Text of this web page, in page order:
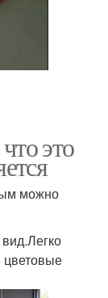
это
можно
цветовые